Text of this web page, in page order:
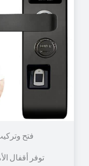
توفر أقفال